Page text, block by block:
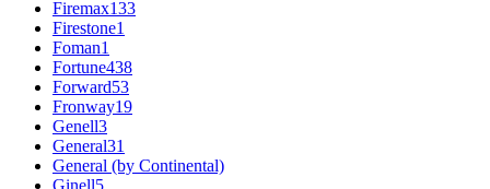
Firemax133
Firestone1
Foman1
Fortune438
Forward53
Fronway19
Genell3
General31
General (by Continental)